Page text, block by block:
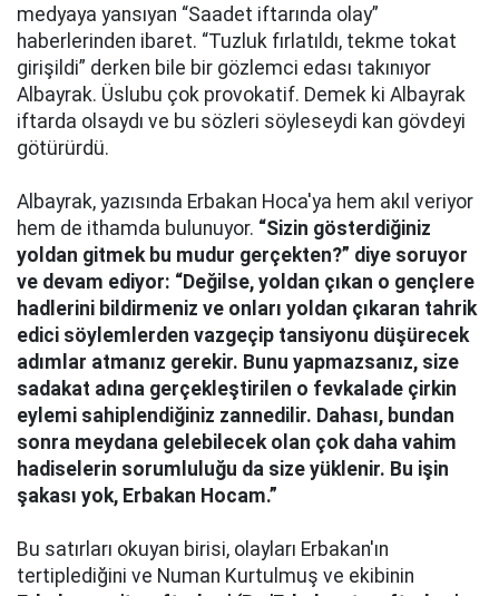
medyaya yansıyan “Saadet iftarında olay”
haberlerinden ibaret. “Tuzluk fırlatıldı, tekme tokat
girişildi” derken bile bir gözlemci edası takınıyor
Albayrak. Üslubu çok provokatif. Demek ki Albayrak
iftarda olsaydı ve bu sözleri söyleseydi kan gövdeyi
götürürdü.
Albayrak, yazısında Erbakan Hoca'ya hem akıl veriyor
hem de ithamda bulunuyor. “Sizin gösterdiğiniz
yoldan gitmek bu mudur gerçekten?” diye soruyor
ve devam ediyor: “Değilse, yoldan çıkan o gençlere
hadlerini bildirmeniz ve onları yoldan çıkaran tahrik
edici söylemlerden vazgeçip tansiyonu düşürecek
adımlar atmanız gerekir. Bunu yapmazsanız, size
sadakat adına gerçekleştirilen o fevkalade çirkin
eylemi sahiplendiğiniz zannedilir. Dahası, bundan
sonra meydana gelebilecek olan çok daha vahim
hadiselerin sorumluluğu da size yüklenir. Bu işin
şakası yok, Erbakan Hocam.”
Bu satırları okuyan birisi, olayları Erbakan'ın
tertiplediğini ve Numan Kurtulmuş ve ekibinin